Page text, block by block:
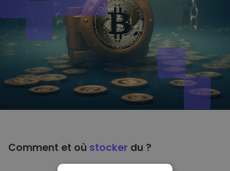
Comment et où stocker du ?